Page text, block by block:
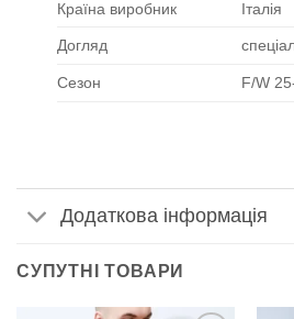
Країна виробник Італія
Догляд
Сезон F/W
Додаткова інформація
СУПУТНІ ТОВАРИ